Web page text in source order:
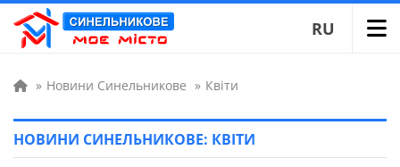
RU
» Новини Синельникове » Квіти
НОВИНИ СИНЕЛЬНИКОВЕ: КВІТИ